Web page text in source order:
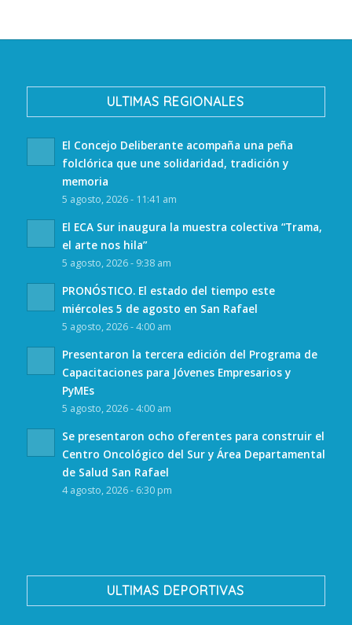
ULTIMAS REGIONALES
El Concejo Deliberante acompaña una peña
folclórica que une solidaridad, tradición y
memoria
5 agosto, 2026 - 11:41 am
El ECA Sur inaugura la muestra colectiva “Trama,
el arte nos hila”
5 agosto, 2026 - 9:38 am
PRONÓSTICO. El estado del tiempo este
miércoles 5 de agosto en San Rafael
5 agosto, 2026 - 4:00 am
Presentaron la tercera edición del Programa de
Capacitaciones para Jóvenes Empresarios y
PyMEs
5 agosto, 2026 - 4:00 am
Se presentaron ocho oferentes para construir el
Centro Oncológico del Sur y Área Departamental
de Salud San Rafael
4 agosto, 2026 - 6:30 pm
ULTIMAS DEPORTIVAS